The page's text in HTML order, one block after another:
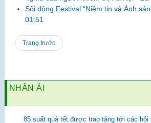
Sôi động Festival “Niềm tin và Ánh
01:51
Trang trước
NHÂN ÁI
85 suất quà tết được trao tặng tới các hội